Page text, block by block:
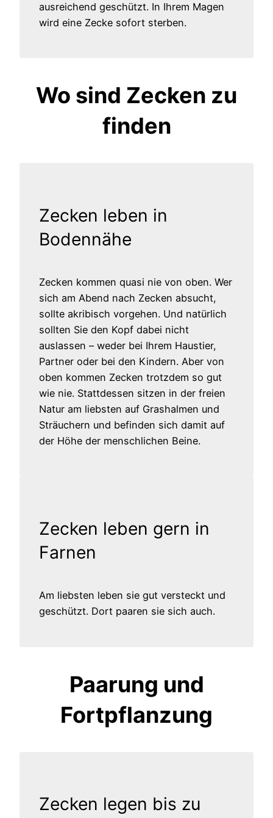
ausreichend geschützt. In Ihrem Magen
wird eine Zecke sofort sterben.
Wo sind Zecken zu
finden
Zecken leben in
Bodennähe
Zecken kommen quasi nie von oben. Wer
sich am Abend nach Zecken absucht,
sollte akribisch vorgehen. Und natürlich
sollten Sie den Kopf dabei nicht
auslassen – weder bei Ihrem Haustier,
Partner oder bei den Kindern. Aber von
oben kommen Zecken trotzdem so gut
wie nie. Stattdessen sitzen in der freien
Natur am liebsten auf Grashalmen und
Sträuchern und befinden sich damit auf
der Höhe der menschlichen Beine.
Zecken leben gern in
Farnen
Am liebsten leben sie gut versteckt und
geschützt. Dort paaren sie sich auch.
Paarung und
Fortpflanzung
Zecken legen bis zu